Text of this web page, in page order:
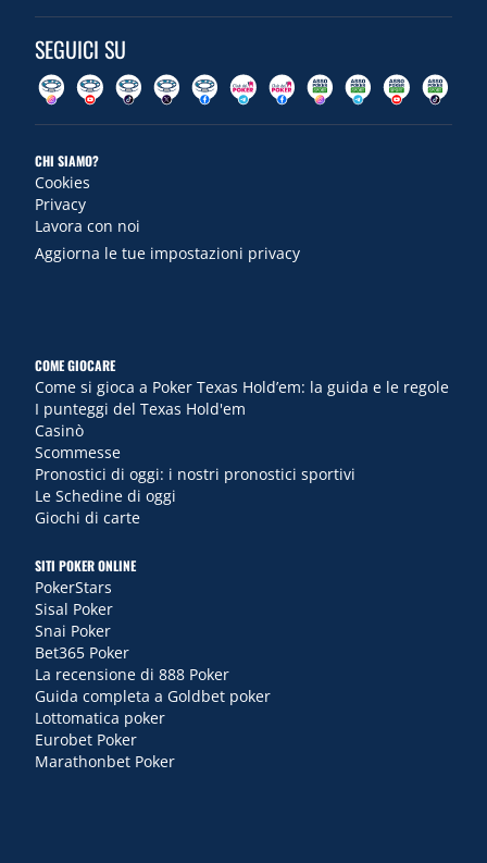
SEGUICI SU
CHI SIAMO?
Cookies
Privacy
Lavora con noi
Aggiorna le tue impostazioni privacy
COME GIOCARE
Come si gioca a Poker Texas Hold’em: la guida e le regole
I punteggi del Texas Hold'em
Casinò
Scommesse
Pronostici di oggi: i nostri pronostici sportivi
Le Schedine di oggi
Giochi di carte
SITI POKER ONLINE
PokerStars
Sisal Poker
Snai Poker
Bet365 Poker
La recensione di 888 Poker
Guida completa a Goldbet poker
Lottomatica poker
Eurobet Poker
Marathonbet Poker